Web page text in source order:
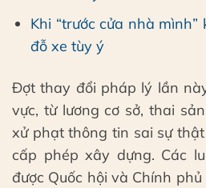
Khi “trước cửa nhà
đỗ xe tùy ý
Đợt thay đổi pháp lý lần
vực, từ lương cơ sở, thai
xử phạt thông tin sai sự
cấp phép xây dựng. Các
được Quốc hội và Chính